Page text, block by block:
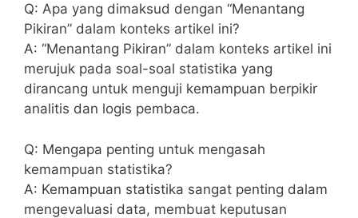
Q: Apa yang dimaksud⁤ dengan “Menantang
Pikiran” dalam konteks artikel ini?
A: “Menantang Pikiran” dalam​ konteks artikel ini
merujuk ⁢pada soal-soal statistika yang
dirancang untuk menguji kemampuan berpikir
analitis dan⁣ logis pembaca.
Q: ‌Mengapa penting untuk mengasah
kemampuan statistika?
A:⁤ Kemampuan statistika sangat penting‌ dalam
mengevaluasi data, membuat ‍keputusan